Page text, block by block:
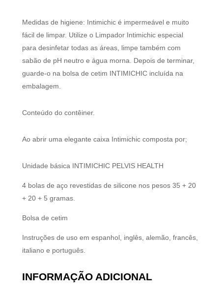
Medidas de higiene: Intimichic é impermeável e muito
fácil de limpar. Utilize o Limpador Intimichic especial
para desinfetar todas as áreas, limpe também com
sabão de pH neutro e água morna. Depois de terminar,
guarde-o na bolsa de cetim INTIMICHIC incluída na
embalagem.
Conteúdo do contêiner.
Ao abrir uma elegante caixa Intimichic composta por;
Unidade básica INTIMICHIC PELVIS HEALTH
4 bolas de aço revestidas de silicone nos pesos 35 + 20
+ 20 + 5 gramas.
Bolsa de cetim
Instruções de uso em espanhol, inglês, alemão, francês,
italiano e português.
INFORMAÇÃO ADICIONAL